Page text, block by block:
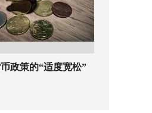
政策的“适度宽松”